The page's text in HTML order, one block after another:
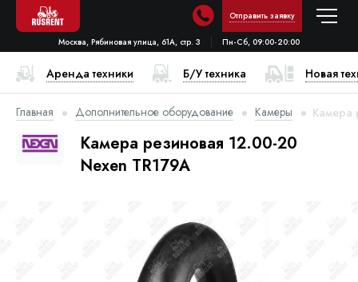
Отправить заявку
Москва, Рябиновая улица, 61А, стр. 3 Пн-Сб, 09:00-20:00
Аренда техники Б/У техника Новая
Главная Дополнительное оборудование Камеры Камера
Камера резиновая 12.00-20
Nexen TR179A